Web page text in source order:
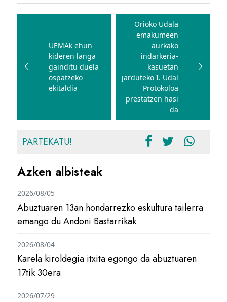
Bidalketetan
nabigatuUEMAk ehun
kideren langa
gainditu duela
ospatzeko
ekitaldia
Orioko Udala
emakumeen
aurkako
indarkeria-
kasuetan
jarduteko I. Udal
Protokoloa
prestatzen hasi
da
PARTEKATU!
Azken albisteak
Abuztuaren 13an hondarrezko eskultura tailerra
emango du Andoni Bastarrikak
2026/08/05
Karela kiroldegia itxita egongo da abuztuaren
17tik 30era
2026/08/04
2026/07/29